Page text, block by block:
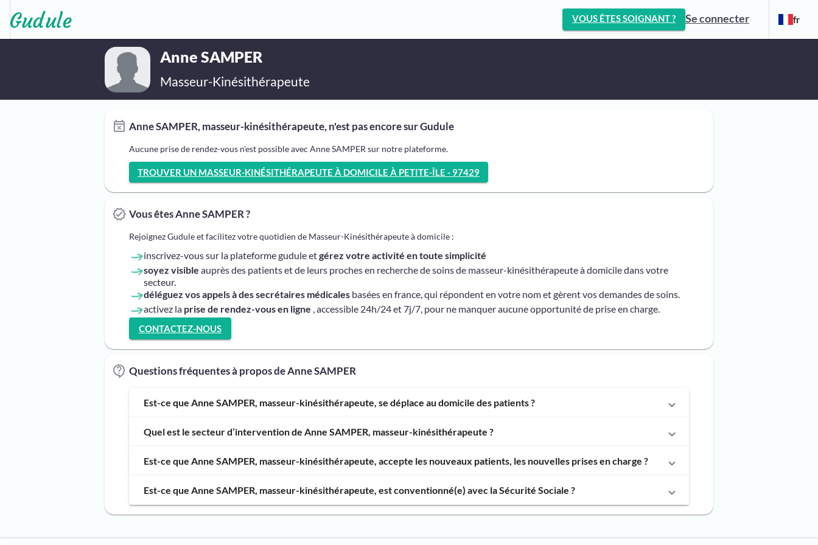
VOUS ÊTES SOIGNANT ? Se connecter fr
Anne SAMPER
Masseur-Kinésithérapeute
Anne SAMPER, masseur-kinésithérapeute, n'est pas encore sur Gudule
Aucune prise de rendez-vous n'est possible avec Anne SAMPER sur notre plateforme.
TROUVER UN MASSEUR-KINÉSITHÉRAPEUTE À DOMICILE À PETITE-ÎLE - 97429
Vous êtes Anne SAMPER ?
Rejoignez Gudule et facilitez votre quotidien de Masseur-Kinésithérapeute à domicile :
inscrivez-vous sur la plateforme gudule etgérez votre activité en toute simplicité
soyez visible auprès des patients et de leurs proches en recherche de soins de masseur-kinésithérapeute à domicile dans votre
secteur.
déléguez vos appels à des secrétaires médicales basées en france, qui répondent en votre nom et gèrent vos demandes de soins.
activez la prise de rendez-vous en ligne , accessible 24h/24 et 7j/7, pour ne manquer aucune opportunité de prise en charge.
CONTACTEZ-NOUS
Questions fréquentes à propos de Anne SAMPER
Est-ce que Anne SAMPER, masseur-kinésithérapeute, se déplace au domicile des patients ?
Quel est le secteur d’intervention de Anne SAMPER, masseur-kinésithérapeute ?
Est-ce que Anne SAMPER, masseur-kinésithérapeute, accepte les nouveaux patients, les nouvelles prises en charge ?
Est-ce que Anne SAMPER, masseur-kinésithérapeute, est conventionné(e) avec la Sécurité Sociale ?